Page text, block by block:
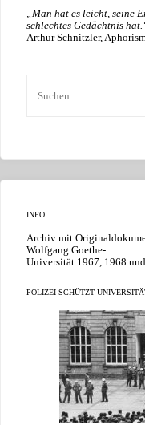
„Man hat es leicht, seine
schlechtes Gedächtnis
Arthur Schnitzler,
INFO
Archiv mit
Wolfgang Goethe-
Universität 1967, 1968
POLIZEI SCHÜTZT